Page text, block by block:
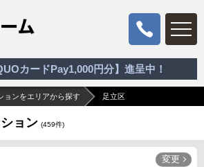
カードPay1,000円分】進呈中！
ョンをエリアから探す 足立区
ョン (459件)
変更